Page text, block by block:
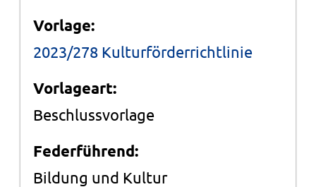
Vorlage:
2023/278 Kulturförderrichtlinie
Vorlageart:
Beschlussvorlage
Federführend:
Bildung und Kultur